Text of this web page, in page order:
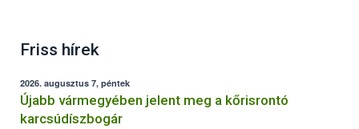
Friss hírek
2026. augusztus 7, péntek
Újabb vármegyében jelent meg a kőrisrontó
karcsúdíszbogár